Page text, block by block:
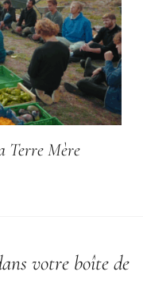
Terre Mère
votre boîte de